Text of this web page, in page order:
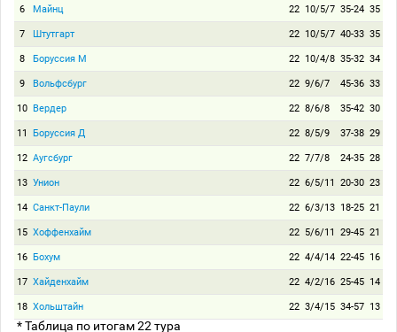
6 Майнц 22 10/5/7 35-24 35
7 Штутгарт 22 10/5/7 40-33 35
8 Боруссия М 22 10/4/8 35-32 34
9 Вольфсбург 22 9/6/7 45-36 33
10 Вердер 22 8/6/8 35-42 30
11 Боруссия Д 22 8/5/9 37-38 29
12 Аугсбург 22 7/7/8 24-35 28
13 Унион 22 6/5/11 20-30 23
14 Санкт-Паули 22 6/3/13 18-25 21
15 Хоффенхайм 22 5/6/11 29-45 21
16 Бохум 22 4/4/14 22-45 16
17 Хайденхайм 22 4/2/16 25-45 14
18 Хольштайн 22 3/4/15 34-57 13
* Таблица по итогам 22 тура